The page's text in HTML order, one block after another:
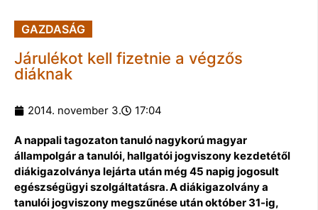
GAZDASÁG
Járulékot kell fizetnie a végzős
diáknak
2014. november 3. 17:04
A nappali tagozaton tanuló nagykorú magyar
állampolgár a tanulói, hallgatói jogviszony kezdetétől
diákigazolványa lejárta után még 45 napig jogosult
egészségügyi szolgáltatásra. A diákigazolvány a
tanulói jogviszony megszűnése után október 31-ig,